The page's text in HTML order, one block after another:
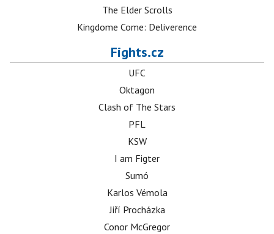
The Elder Scrolls
Kingdome Come: Deliverence
Fights.cz
UFC
Oktagon
Clash of The Stars
PFL
KSW
I am Figter
Sumó
Karlos Vémola
Jiří Procházka
Conor McGregor